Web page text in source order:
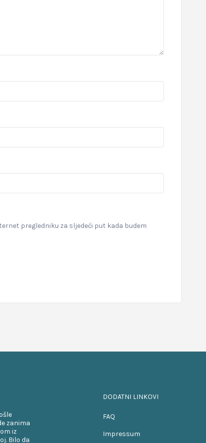
pregledniku za sljedeći put kada budem
zanima
iz
Bilo da
DODATNI LINKOVI
FAQ
Impressum